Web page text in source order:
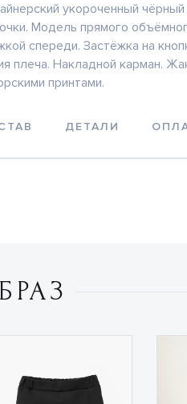
укороченный
Модель прямого
спереди. Застёжка на
плеча. Накладной карман.
принтами.
ДЕТАЛИ